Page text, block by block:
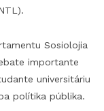
Sosiolojia
importante
universitáriu
polítika públika.